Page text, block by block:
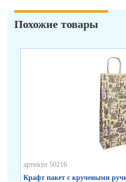
Похожие товары
артикул 50216
Крафт пакет с кручеными